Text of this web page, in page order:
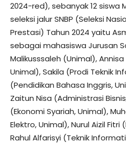
2024-red), sebanyak 12 siswa
seleksi jalur SNBP (Seleksi
Prestasi) Tahun 2024 yaitu
sebagai mahasiswa Jurusan
Malikusssaleh (Unimal),
Unimal), Sakila (Prodi Teknik
(Pendidikan Bahasa Inggris,
Zaitun Nisa (Administrasi
(Ekonomi Syariah, Unimal),
Elektro, Unimal), Nurul Aizil
Rahul Alfarisyi (Teknik